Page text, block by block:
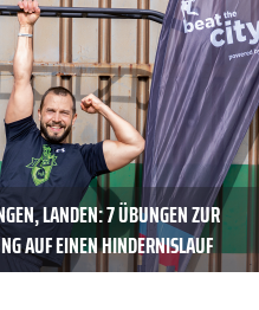
LANDEN: 7 ÜBUNGEN ZUR
AUF EINEN HINDERNISLAUF